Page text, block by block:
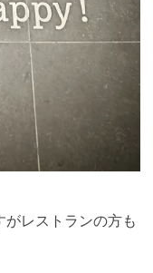
レストランの方も